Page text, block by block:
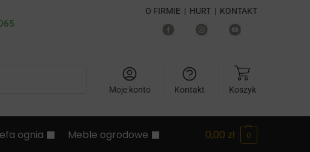
O FIRMIE | HURT | KONTAKT
Moje konto Kontakt Koszyk
ognia Meble ogrodowe 0,00 zł 0